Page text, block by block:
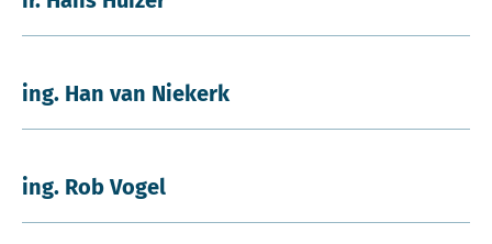
ing. Han van Niekerk
ing. Rob Vogel